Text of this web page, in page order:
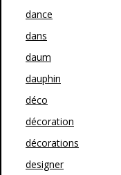
dance
dans
daum
dauphin
déco
décoration
décorations
designer